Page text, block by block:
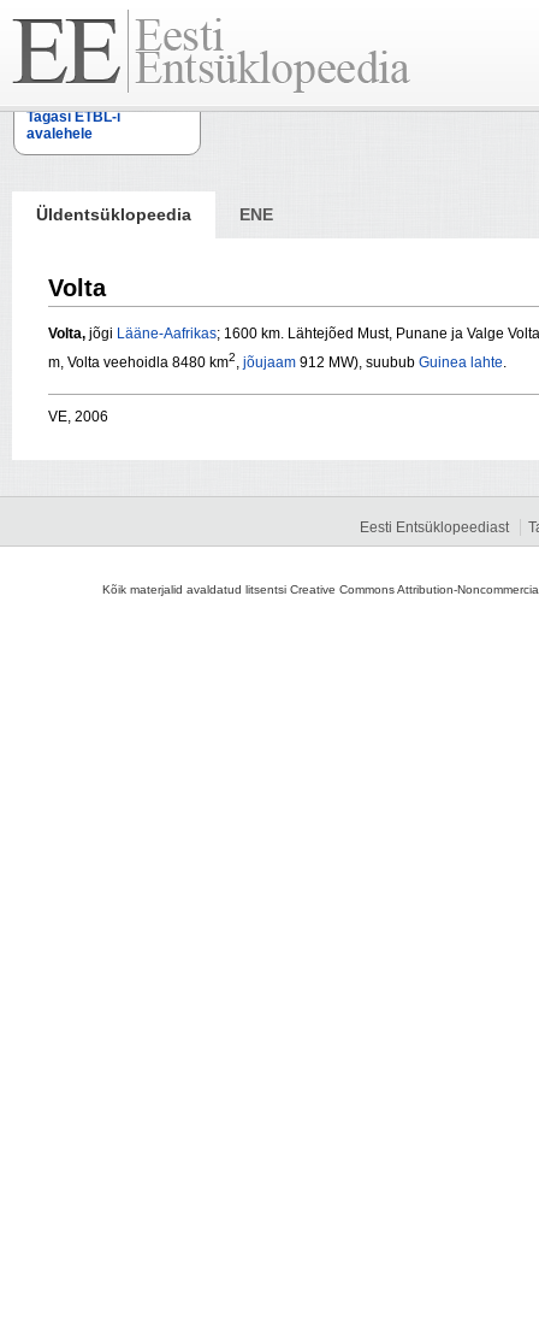
Tagasi ETBL-i
avalehele
Üldentsüklopeedia ENE
Volta
Volta, jõgi Lääne-Aafrikas; 1600 km. Lähtejõed Must, Punane ja Valge
m, Volta veehoidla 8480 km2, jõujaam 912 MW), suubub Guinea lahte.
VE, 2006
Eesti Entsüklopeediast
Kõik materjalid avaldatud litsentsi Creative Commons Attribution-